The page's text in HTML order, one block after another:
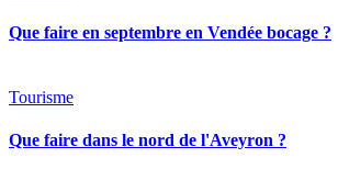
Que faire en septembre en Vendée bocage ?
Tourisme
Que faire dans le nord de l'Aveyron ?